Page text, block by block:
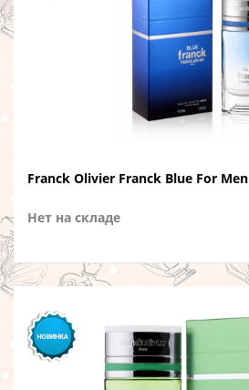
Franck Olivier Franck Blue For Men
Нет на складе